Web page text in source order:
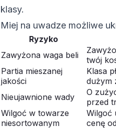
klasy.
Miej na uwadze możliwe
Ryzyko
Zawyżona waga beli
twój
Partia mieszanej
jakości
Klasa
dużym
Nieujawnione wady
O
przed
Wilgoć w towarze
niesortowanym
Wilgoć
cenę